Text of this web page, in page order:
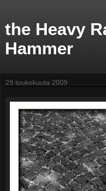
the Heavy
Hammer
29 toukokuuta 2009